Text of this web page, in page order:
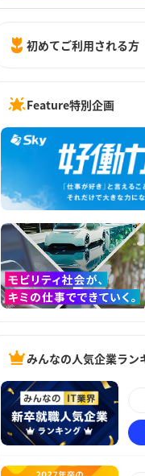
初めてご利用される方
Feature特別企画
みんなの人気企業ラン